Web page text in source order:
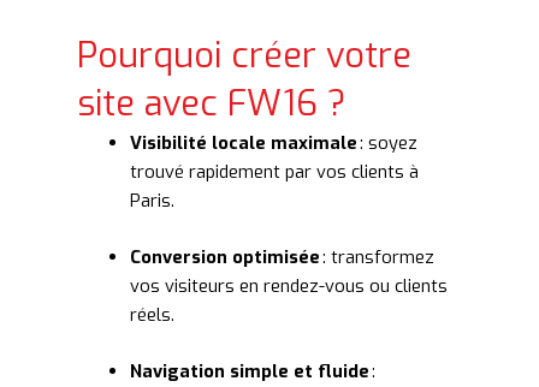
Pourquoi créer votre
site avec FW16 ?
Visibilité locale maximale: soyez
trouvé rapidement par vos clients à
Paris.
Conversion optimisée: transformez
vos visiteurs en rendez-vous ou clients
réels.
Navigation simple et fluide: